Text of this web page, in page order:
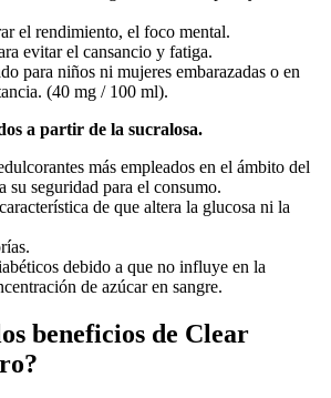
el rendimiento, el foco mental.
evitar el cansancio y fatiga.
para niños ni mujeres embarazadas o en
(40 mg / 100 ml).
a partir de la sucralosa.
más empleados en el ámbito del
su seguridad para el consumo.
de que altera la glucosa ni la
debido a que no influye en la
de azúcar en sangre.
beneficios de Clear